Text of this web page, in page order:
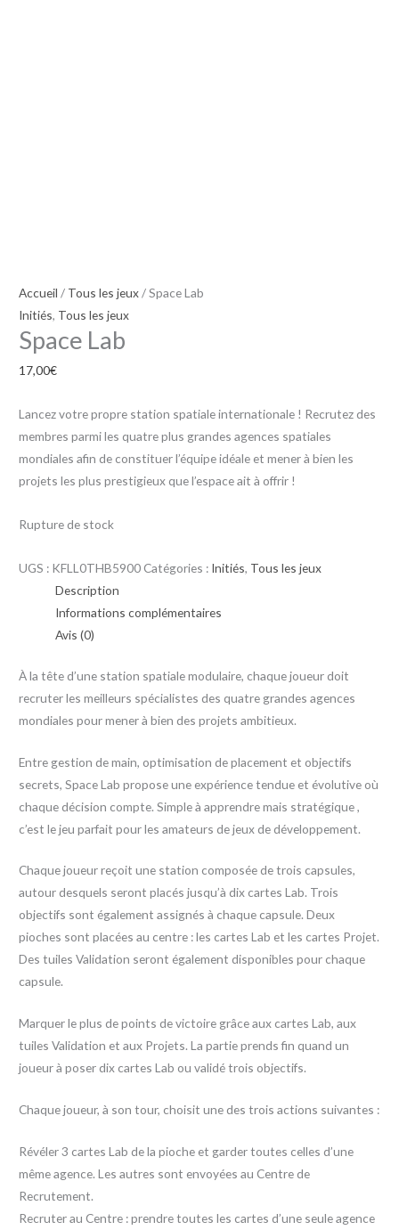
Accueil / Tous les jeux/ Space Lab
Initiés, Tous les jeux
Space Lab
17,00€
Lancez votre propre station spatiale internationale ! Recrutez des
membres parmi les quatre plus grandes agences spatiales
mondiales afin de constituer l’équipe idéale et mener à bien les
projets les plus prestigieux que l’espace ait à offrir !
Rupture de stock
UGS : KFLL0THB5900 Catégories : Initiés, Tous les jeux
Description
Informations complémentaires
Avis (0)
À la tête d’une station spatiale modulaire, chaque joueur doit
recruter les meilleurs spécialistes des quatre grandes agences
mondiales pour mener à bien des projets ambitieux.
Entre gestion de main, optimisation de placement et objectifs
secrets, Space Lab propose une expérience tendue et évolutive où
chaque décision compte. Simple à apprendre mais stratégique ,
c’est le jeu parfait pour les amateurs de jeux de développement.
Chaque joueur reçoit une station composée de trois capsules,
autour desquels seront placés jusqu’à dix cartes Lab. Trois
objectifs sont également assignés à chaque capsule. Deux
pioches sont placées au centre : les cartes Lab et les cartes Projet.
Des tuiles Validation seront également disponibles pour chaque
capsule.
Marquer le plus de points de victoire grâce aux cartes Lab, aux
tuiles Validation et aux Projets. La partie prends fin quand un
joueur à poser dix cartes Lab ou validé trois objectifs.
Chaque joueur, à son tour, choisit une des trois actions suivantes :
Révéler 3 cartes Lab de la pioche et garder toutes celles d’une
même agence. Les autres sont envoyées au Centre de
Recrutement.
Recruter au Centre : prendre toutes les cartes d’une seule agence